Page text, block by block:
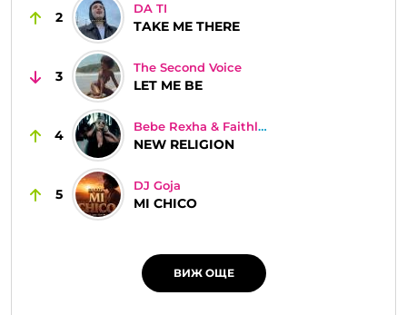
2
DA TI
TAKE ME THERE
3
The Second Voice
LET ME BE
4
Bebe Rexha & Faithless
NEW RELIGION
5
DJ Goja
MI CHICO
ВИЖ ОЩЕ